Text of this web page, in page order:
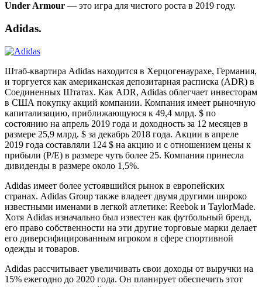
Under Armour — это игра для чистого роста в 2019 году.
Adidas.
Штаб-квартира Adidas находится в Херцогенаурахе, Германия,
и торгуется как американская депозитарная расписка (ADR) в
Соединенных Штатах. Как ADR, Adidas облегчает инвесторам
в США покупку акций компании. Компания имеет рыночную
капитализацию, приближающуюся к 49,4 млрд. $ по
состоянию на апрель 2019 года и доходность за 12 месяцев в
размере 25,9 млрд. $ за декабрь 2018 года. Акции в апреле
2019 года составляли 124 $ на акцию и с отношением цены к
прибыли (P/E) в размере чуть более 25. Компания принесла
дивиденды в размере около 1,5%.
Adidas имеет более устоявшийся рынок в европейских
странах. Adidas Group также владеет двумя другими широко
известными именами в легкой атлетике: Reebok и TaylorMade.
Хотя Adidas изначально был известен как футбольный бренд,
его право собственности на эти другие торговые марки делает
его диверсифицированным игроком в сфере спортивной
одежды и товаров.
Adidas рассчитывает увеличивать свои доходы от выручки на
15% ежегодно до 2020 года. Он планирует обеспечить этот